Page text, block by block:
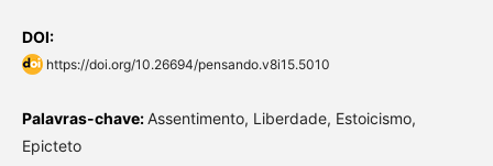
DOI:
https://doi.org/10.26694/pensando.v8i15.5010
Palavras-chave:Assentimento, Liberdade, Estoicismo,
Epicteto